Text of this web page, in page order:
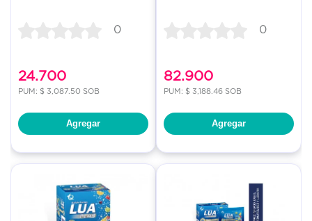
0
24.700
PUM: $ 3,087.50 SOB
Agregar
0
82.900
PUM: $ 3,188.46 SOB
Agregar